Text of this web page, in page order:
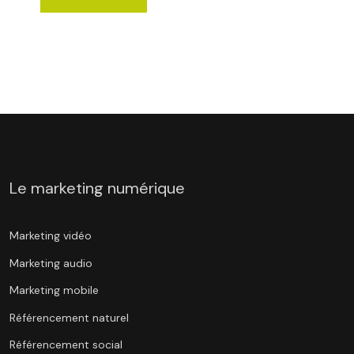
Le marketing numérique
Marketing vidéo
Marketing audio
Marketing mobile
Référencement naturel
Référencement social